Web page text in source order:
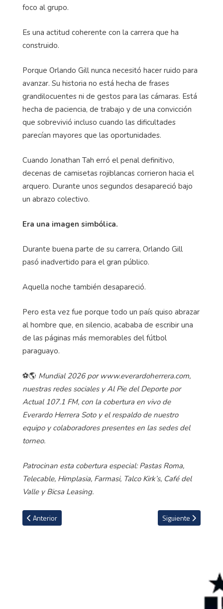
foco al grupo.
Es una actitud coherente con la carrera que ha
construido.
Porque Orlando Gill nunca necesitó hacer ruido para
avanzar. Su historia no está hecha de frases
grandilocuentes ni de gestos para las cámaras. Está
hecha de paciencia, de trabajo y de una convicción
que sobrevivió incluso cuando las dificultades
parecían mayores que las oportunidades.
Cuando Jonathan Tah erró el penal definitivo,
decenas de camisetas rojiblancas corrieron hacia el
arquero. Durante unos segundos desapareció bajo
un abrazo colectivo.
Era una imagen simbólica.
Durante buena parte de su carrera, Orlando Gill
pasó inadvertido para el gran público.
Aquella noche también desapareció.
Pero esta vez fue porque todo un país quiso abrazar
al hombre que, en silencio, acababa de escribir una
de las páginas más memorables del fútbol
paraguayo.
⚽🌎 Mundial 2026 por www.everardoherrera.com,
nuestras redes sociales y Al Pie del Deporte por
Actual 107.1 FM, con la cobertura en vivo de
Everardo Herrera Soto y el respaldo de nuestro
equipo y colaboradores presentes en las sedes del
torneo.
Patrocinan esta cobertura especial: Pastas Roma,
Telecable, Himplasia, Farmasi, Talco Kirk’s, Café del
Valle y Bicsa Leasing.
Artículo anterior: Bellingham sueña con ser James Bond, pero
Anterior Artículo siguiente:
Siguiente